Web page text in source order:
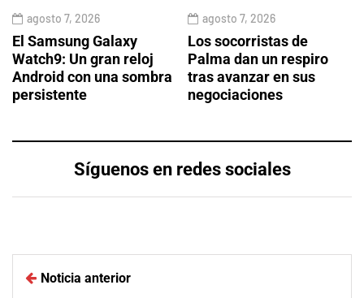
agosto 7, 2026
El Samsung Galaxy
Watch9: Un gran reloj
Android con una sombra
persistente
agosto 7, 2026
Los socorristas de
Palma dan un respiro
tras avanzar en sus
negociaciones
Síguenos en redes sociales
Noticia anterior